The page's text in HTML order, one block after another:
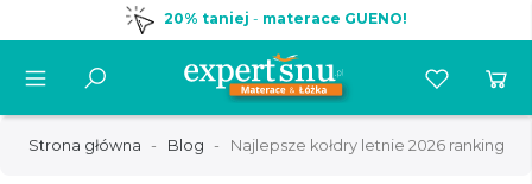
20% taniej - materace GUENO!
Strona główna Blog Najlepsze kołdry letnie 2026 ranking